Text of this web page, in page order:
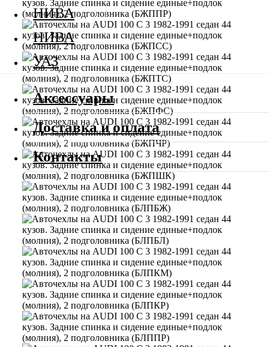
НИВА
НИВА
УАЗ
Аксессуары
Доставка и оплата
Контакты